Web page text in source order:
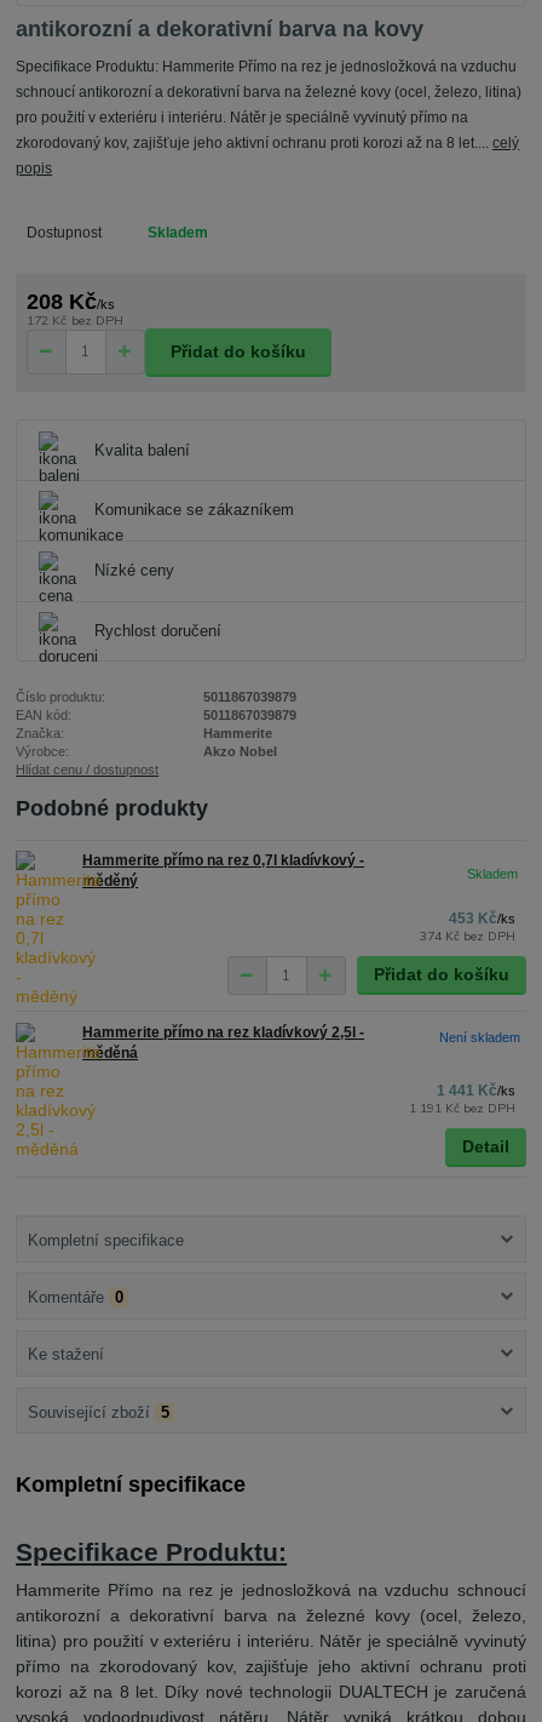
antikorozní a dekorativní barva na kovy
Specifikace Produktu: Hammerite Přímo na rez je jednosložková na vzduchu
schnoucí antikorozní a dekorativní barva na železné kovy (ocel, železo, litina)
pro použití v exteriéru i interiéru. Nátěr je speciálně vyvinutý přímo na
zkorodovaný kov, zajišťuje jeho aktivní ochranu proti korozi až na 8 let....celý
popis
Dostupnost Skladem
208 Kč/ks
172 Kč bez DPH
Přidat do košíku
Kvalita balení
Komunikace se zákazníkem
Nízké ceny
Rychlost doručení
Číslo produktu:
5011867039879
EAN kód:
5011867039879
Značka:
Hammerite
Výrobce:
Akzo Nobel
Hlídat cenu / dostupnost
Podobné produkty
Hammerite přímo na rez 0,7l kladívkový -
měděný
453 Kč/ks
374 Kč bez DPH
Přidat do košíku
Hammerite přímo na rez kladívkový 2,5l -
měděná
1 441 Kč/ks
1 191 Kč bez DPH
Není skladem
Detail
Kompletní specifikace
Komentáře 0
Ke stažení
Související zboží 5
Kompletní specifikace
Specifikace Produktu:
Hammerite Přímo na rez je jednosložková na vzduchu schnoucí
antikorozní a dekorativní barva na železné kovy (ocel, železo,
litina) pro použití v exteriéru i interiéru. Nátěr je speciálně vyvinutý
přímo na zkorodovaný kov, zajišťuje jeho aktivní ochranu proti
korozi až na 8 let. Díky nové technologii DUALTECH je zaručená
vysoká vodoodpudivost nátěru. Nátěr vyniká krátkou dobou